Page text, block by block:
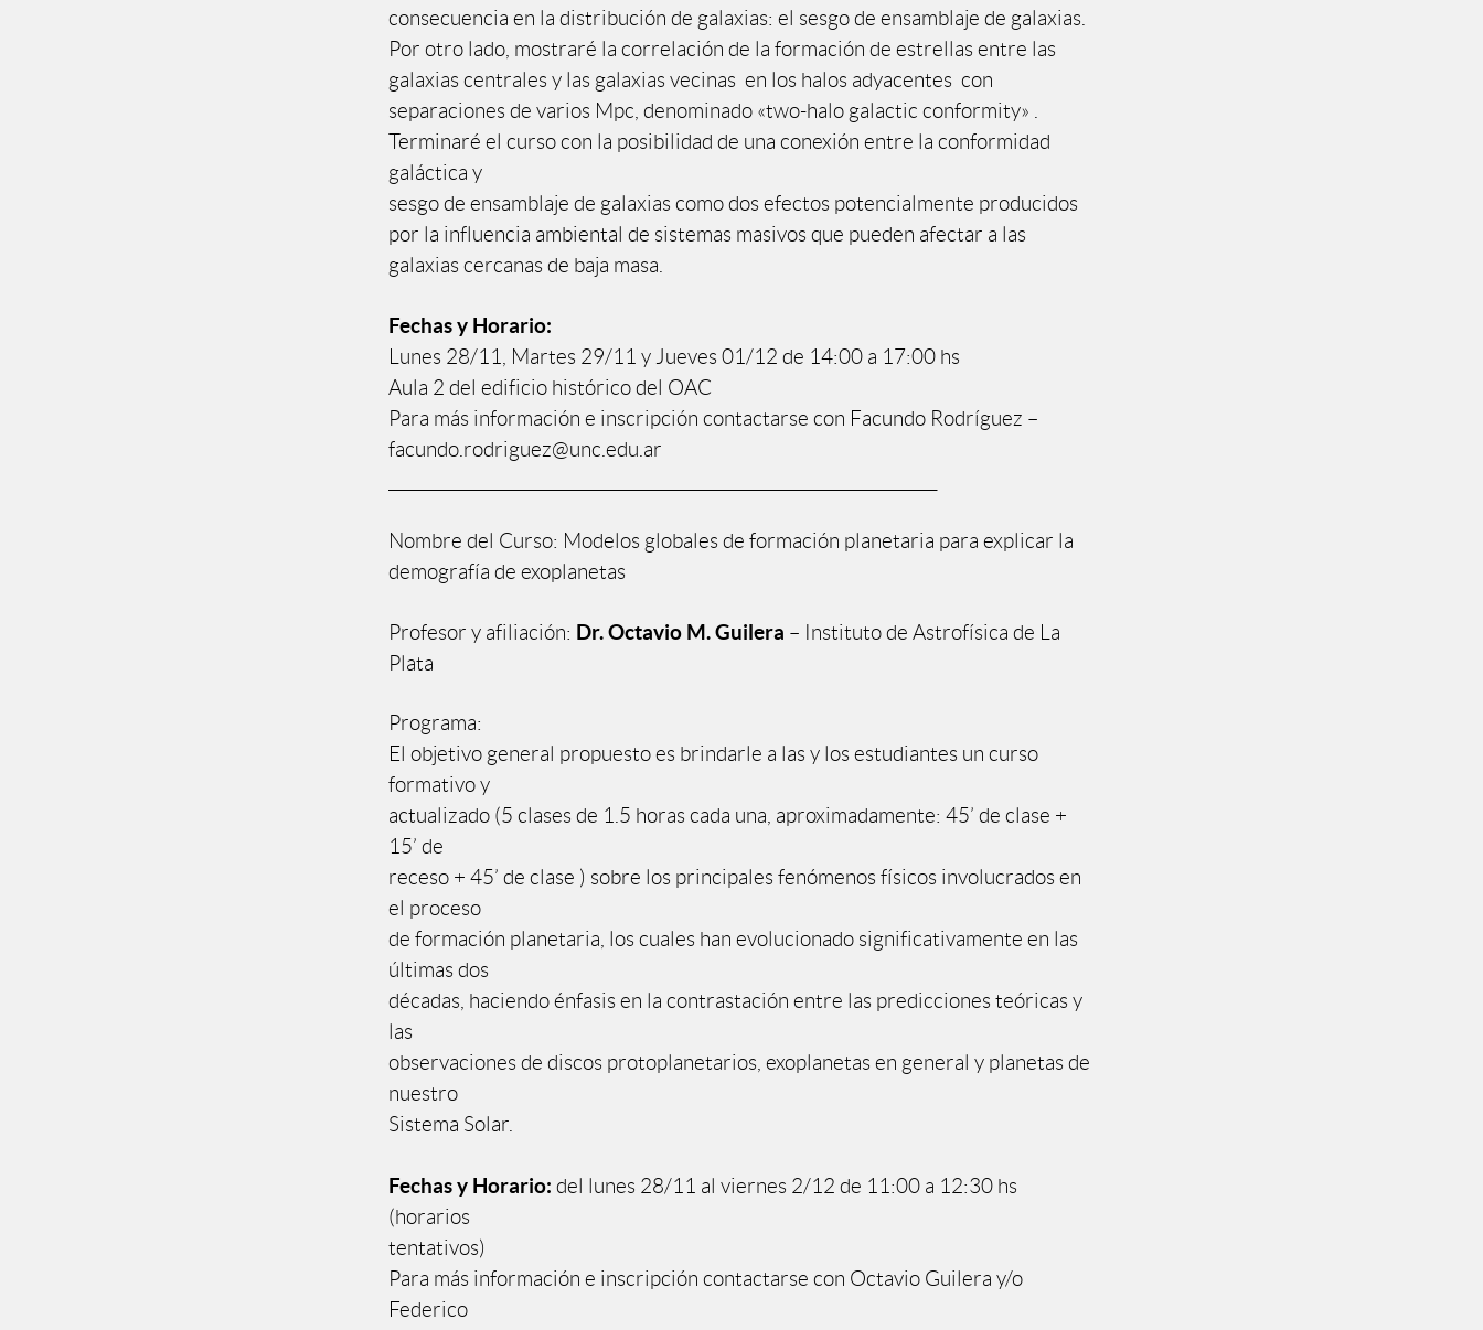
consecuencia en la distribución de galaxias: el sesgo de ensamblaje de galaxias.
Por otro lado, mostraré la correlación de la formación de estrellas entre las
galaxias centrales y las galaxias vecinas en los halos adyacentes con
separaciones de varios Mpc, denominado «two-halo galactic conformity» .
Terminaré el curso con la posibilidad de una conexión entre la conformidad
galáctica y
sesgo de ensamblaje de galaxias como dos efectos potencialmente producidos
por la influencia ambiental de sistemas masivos que pueden afectar a las
galaxias cercanas de baja masa.
Fechas y Horario:
Lunes 28/11, Martes 29/11 y Jueves 01/12 de 14:00 a 17:00 hs
Aula 2 del edificio histórico del OAC
Para más información e inscripción contactarse con Facundo Rodríguez –
facundo.rodriguez@unc.edu.ar
Nombre del Curso: Modelos globales de formación planetaria para explicar la
demografía de exoplanetas
Profesor y afiliación: Dr. Octavio M. Guilera – Instituto de Astrofísica de La
Plata
Programa:
El objetivo general propuesto es brindarle a las y los estudiantes un curso
formativo y
actualizado (5 clases de 1.5 horas cada una, aproximadamente: 45’ de clase +
15’ de
receso + 45’ de clase ) sobre los principales fenómenos físicos involucrados en
el proceso
de formación planetaria, los cuales han evolucionado significativamente en las
últimas dos
décadas, haciendo énfasis en la contrastación entre las predicciones teóricas y
las
observaciones de discos protoplanetarios, exoplanetas en general y planetas de
nuestro
Sistema Solar.
Fechas y Horario: del lunes 28/11 al viernes 2/12 de 11:00 a 12:30 hs
(horarios
tentativos)
Para más información e inscripción contactarse con Octavio Guilera y/o
Federico